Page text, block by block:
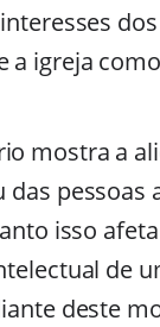
a igreja como
mostra a
das pessoas
isso
de
deste